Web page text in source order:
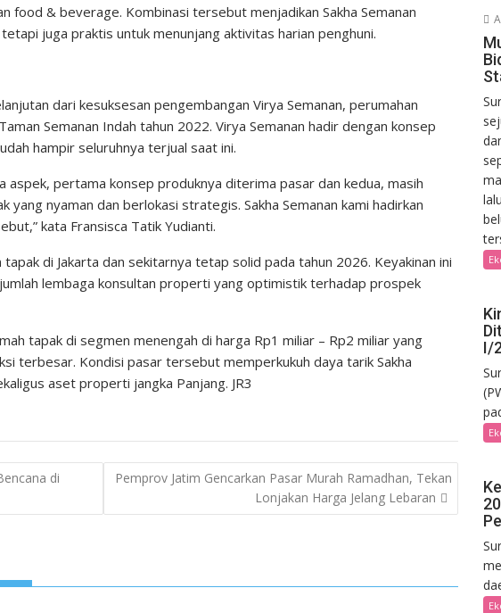
food & beverage. Kombinasi tersebut menjadikan Sakha Semanan
juga praktis untuk menunjang aktivitas harian penghuni.
dari kesuksesan pengembangan Virya Semanan, perumahan
Semanan Indah tahun 2022. Virya Semanan hadir dengan konsep
hampir seluruhnya terjual saat ini.
aspek, pertama konsep produknya diterima pasar dan kedua, masih
nyaman dan berlokasi strategis. Sakha Semanan kami hadirkan
kata Fransisca Tatik Yudianti.
di Jakarta dan sekitarnya tetap solid pada tahun 2026. Keyakinan ini
lembaga konsultan properti yang optimistik terhadap prospek
tapak di segmen menengah di harga Rp1 miliar – Rp2 miliar yang
terbesar. Kondisi pasar tersebut memperkukuh daya tarik Sakha
aset properti jangka Panjang. JR3
di
Pemprov Jatim Gencarkan Pasar Murah Ramadhan, Tekan
Lonjakan Harga Jelang Lebaran
I/